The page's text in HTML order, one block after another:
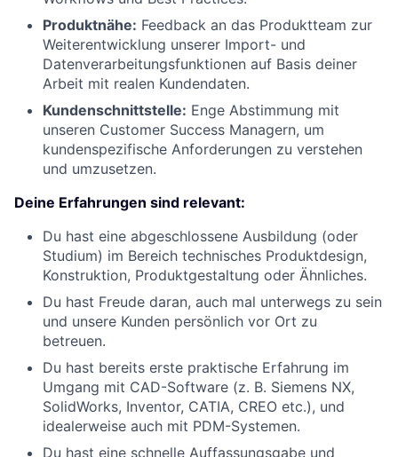
Produktnähe: Feedback an das Produktteam zur
Weiterentwicklung unserer Import- und
Datenverarbeitungsfunktionen auf Basis deiner
Arbeit mit realen Kundendaten.
Kundenschnittstelle: Enge Abstimmung mit
unseren Customer Success Managern, um
kundenspezifische Anforderungen zu verstehen
und umzusetzen.
Deine Erfahrungen sind relevant:
Du hast eine abgeschlossene Ausbildung (oder
Studium) im Bereich technisches Produktdesign,
Konstruktion, Produktgestaltung oder Ähnliches.
Du hast Freude daran, auch mal unterwegs zu sein
und unsere Kunden persönlich vor Ort zu
betreuen.
Du hast bereits erste praktische Erfahrung im
Umgang mit CAD-Software (z. B. Siemens NX,
SolidWorks, Inventor, CATIA, CREO etc.), und
idealerweise auch mit PDM-Systemen.
Du hast eine schnelle Auffassungsgabe und